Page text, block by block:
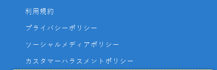
利用規約
プライバシーポリシー
ソーシャルメディアポリシー
カスタマーハラスメントポリシー